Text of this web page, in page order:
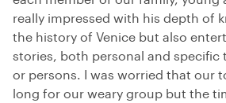
really impressed with his depth of
the history of Venice but also
stories, both personal and specific
or persons. I was worried that our
long for our weary group but the